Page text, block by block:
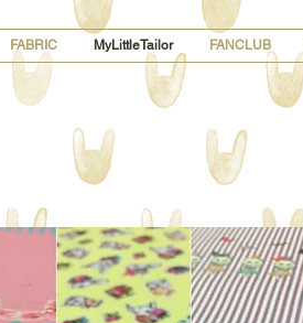
FABRIC MyLittleTailor FANCLUB